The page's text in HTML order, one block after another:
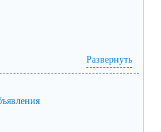
по QR-коду, а так
Развернуть